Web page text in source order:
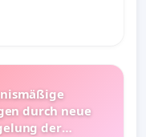
durch neue
der